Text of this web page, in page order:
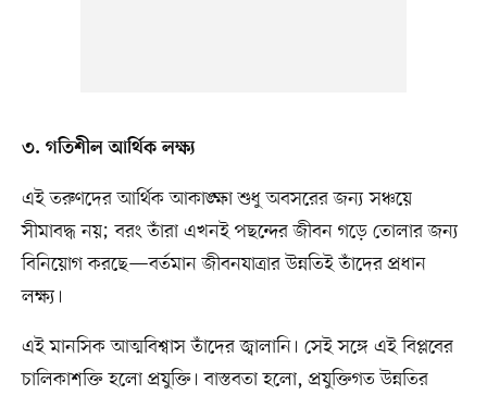
৩. গতিশীল আর্থিক লক্ষ্য
এই তরুণদের আর্থিক আকাঙ্ক্ষা শুধু অবসরের জন্য সঞ্চয়ে
সীমাবদ্ধ নয়; বরং তাঁরা এখনই পছন্দের জীবন গড়ে তোলার জন্য
বিনিয়োগ করছে—বর্তমান জীবনযাত্রার উন্নতিই তাঁদের প্রধান
লক্ষ্য।
এই মানসিক আত্মবিশ্বাস তাঁদের জ্বালানি। সেই সঙ্গে এই বিপ্লবের
চালিকাশক্তি হলো প্রযুক্তি। বাস্তবতা হলো, প্রযুক্তিগত উন্নতির